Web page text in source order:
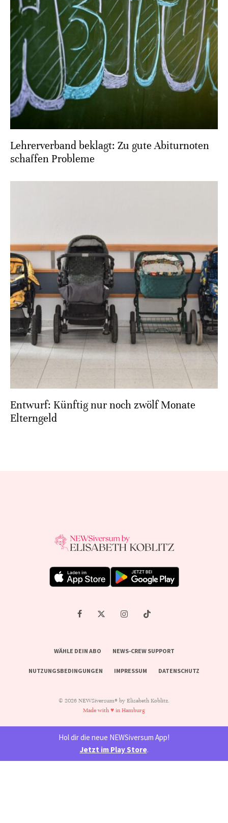
Lehrerverband beklagt: Zu gute Abiturnoten
schaffen Probleme
Entwurf: Künftig nur noch zwölf Monate
Elterngeld
WÄHLE DEIN ABO NEWS-CREW SUPPORT
NUTZUNGSBEDINGUNGEN IMPRESSUM DATENSCHUTZ
© 2026 NEWSiversum® by Elisabeth Koblitz.
Made with ♥ in Hamburg
Hol dir die neue NEWSiversum App!
Jetzt im Play Store.